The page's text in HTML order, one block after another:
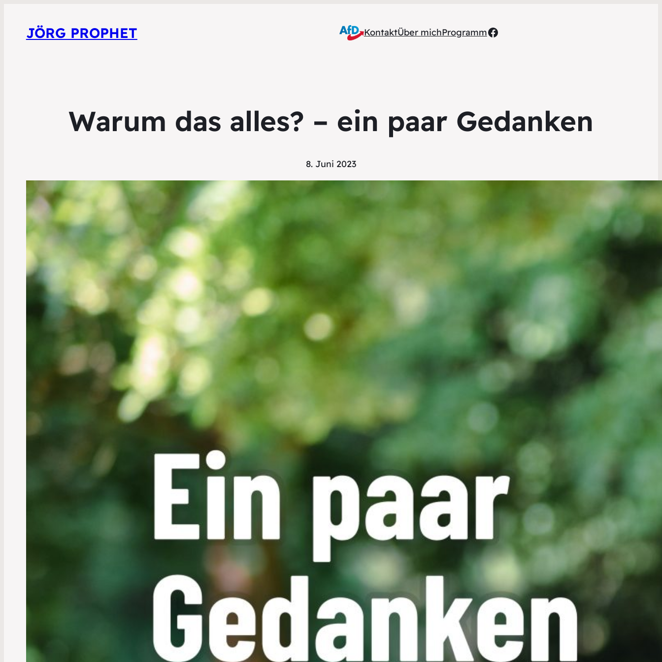
JÖRG PROPHET KontaktÜber michProgrammFacebook
Warum das alles? – ein paar Gedanken
8. Juni 2023